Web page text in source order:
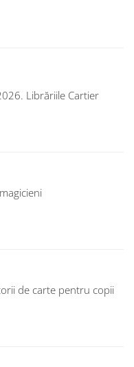
Librăriile Cartier
de carte pentru copii